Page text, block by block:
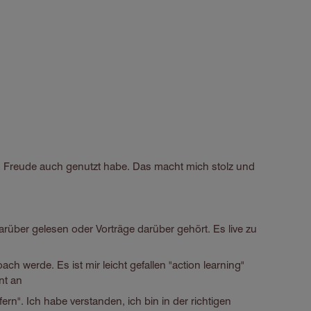
auch genutzt habe. Das macht mich stolz und
gelesen oder Vorträge darüber gehört. Es live zu
werde. Es ist mir leicht gefallen "action learning"
an
Ich habe verstanden, ich bin in der richtigen